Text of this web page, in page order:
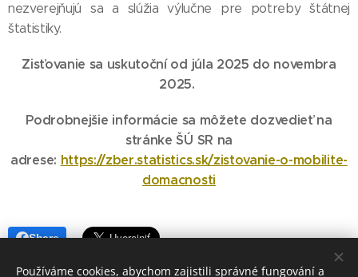
nezverejňujú sa a slúžia výlučne pre potreby štátnej
štatistiky.
Zisťovanie sa uskutoční od júla 2025 do novembra
2025.
Podrobnejšie informácie sa môžete dozvedieť na
stránke ŠÚ SR na
adrese: https://zber.statistics.sk/zistovanie-o-mobilite-
domacnosti
Share
Používáme cookies, abychom zajistili správné fungování a